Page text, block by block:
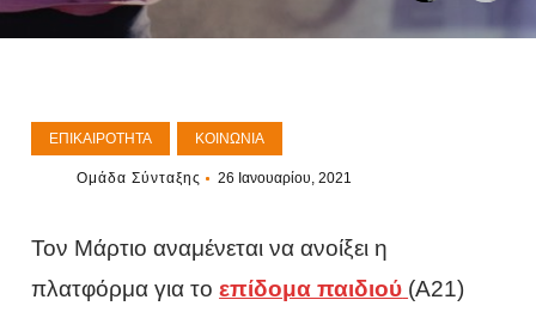
ΕΠΙΚΑΙΡΌΤΗΤΑ ΚΟΙΝΩΝΊΑ
Ομάδα Σύνταξης 26 Ιανουαρίου, 2021
Τον Μάρτιο αναμένεται να ανοίξει η
πλατφόρμα για τοεπίδομα παιδιού (Α21)